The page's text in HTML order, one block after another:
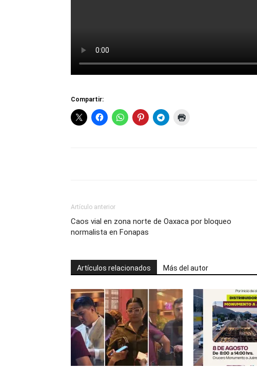
Compartir:
Artículo anterior
Caos vial en zona norte de Oaxaca por bloqueo
normalista en Fonapas
Artículos relacionados Más del autor